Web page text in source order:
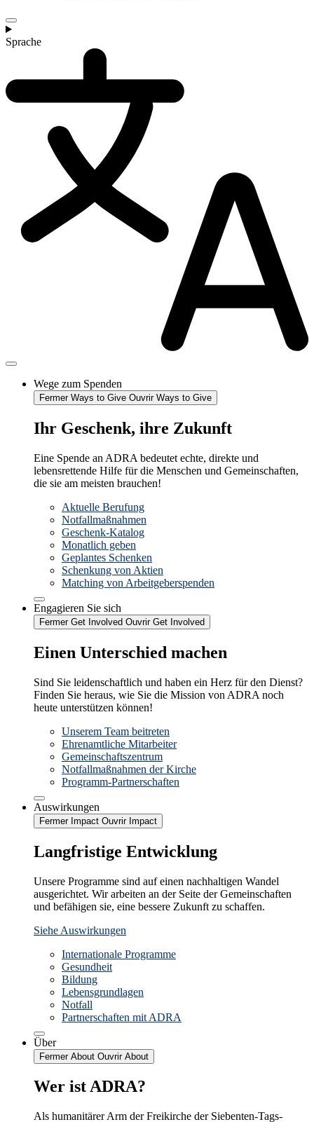
Sprache
Wege zum Spenden
Fermer Ways to Give Ouvrir Ways to Give
Ihr Geschenk, ihre Zukunft
Eine Spende an ADRA bedeutet echte, direkte und
lebensrettende Hilfe für die Menschen und Gemeinschaften,
die sie am meisten brauchen!
Aktuelle Berufung
Notfallmaßnahmen
Geschenk-Katalog
Monatlich geben
Geplantes Schenken
Schenkung von Aktien
Matching von Arbeitgeberspenden
Engagieren Sie sich
Fermer Get Involved Ouvrir Get Involved
Einen Unterschied machen
Sind Sie leidenschaftlich und haben ein Herz für den Dienst?
Finden Sie heraus, wie Sie die Mission von ADRA noch
heute unterstützen können!
Unserem Team beitreten
Ehrenamtliche Mitarbeiter
Gemeinschaftszentrum
Notfallmaßnahmen der Kirche
Programm-Partnerschaften
Auswirkungen
Fermer Impact Ouvrir Impact
Langfristige Entwicklung
Unsere Programme sind auf einen nachhaltigen Wandel
ausgerichtet. Wir arbeiten an der Seite der Gemeinschaften
und befähigen sie, eine bessere Zukunft zu schaffen.
Siehe Auswirkungen
Internationale Programme
Gesundheit
Bildung
Lebensgrundlagen
Notfall
Partnerschaften mit ADRA
Über
Fermer About Ouvrir About
Wer ist ADRA?
Als humanitärer Arm der Freikirche der Siebenten-Tags-